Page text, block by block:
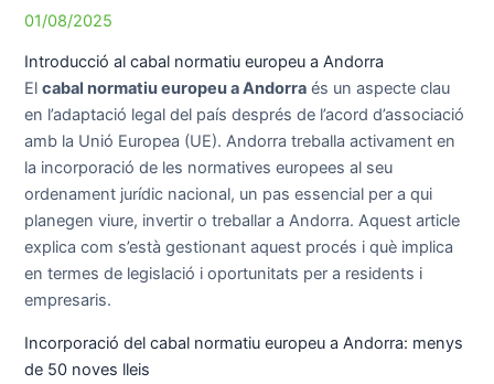
01/08/2025
Introducció al cabal normatiu europeu a Andorra
Elcabal normatiu europeu a Andorra és un aspecte clau
en l’adaptació legal del país després de l’acord d’associació
amb la Unió Europea (UE). Andorra treballa activament en
la incorporació de les normatives europees al seu
ordenament jurídic nacional, un pas essencial per a qui
planegen viure, invertir o treballar a Andorra. Aquest article
explica com s’està gestionant aquest procés i què implica
en termes de legislació i oportunitats per a residents i
empresaris.
Incorporació del cabal normatiu europeu a Andorra: menys
de 50 noves lleis